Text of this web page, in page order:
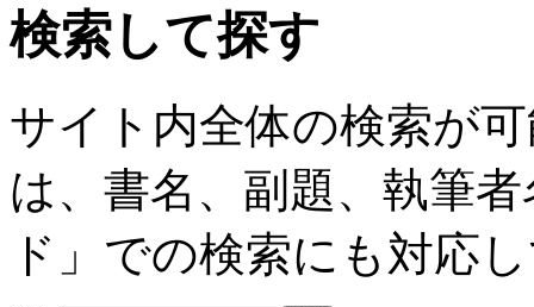
検索して探す
サイト内全体の検索が
は、書名、副題、執筆
ド」での検索にも対応